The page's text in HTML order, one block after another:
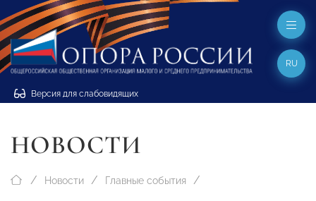
Версия для слабовидящих
RU
НОВОСТИ
Новости Главные события